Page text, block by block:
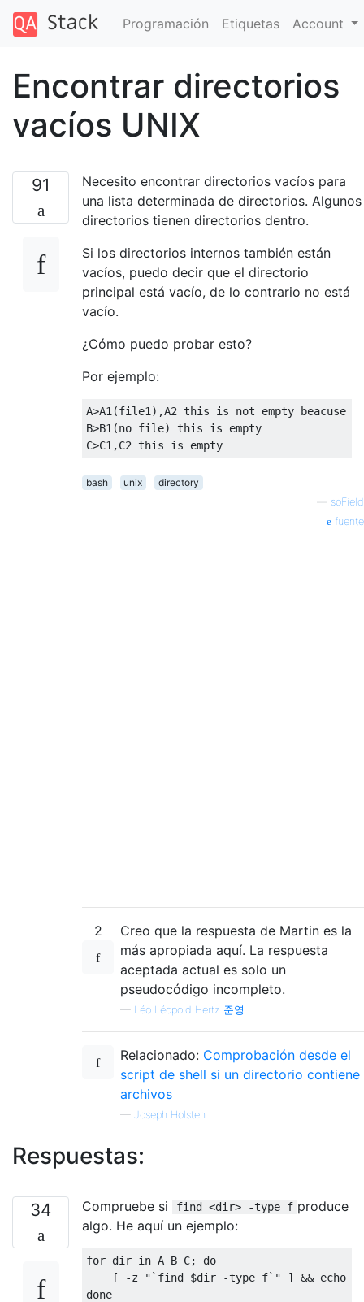
Programación Etiquetas Account
Encontrar directorios
vacíos UNIX
91
Necesito encontrar directorios vacíos para
una lista determinada de directorios. Algunos
directorios tienen directorios dentro.
Si los directorios internos también están
vacíos, puedo decir que el directorio
principal está vacío, de lo contrario no está
vacío.
¿Cómo puedo probar esto?
Por ejemplo:
A>A1 (file1 ),A2 this is not empty beacuse
B>B1 (no file)
this is empty
C>C1 ,C2 this is empty
bash unix
directory
soField
fuente
2
Creo que la respuesta de Martin es la
más apropiada aquí. La respuesta
aceptada actual es solo un
pseudocódigo incompleto.
— Léo Léopold Hertz 준영
Relacionado: Comprobación desde el
script de shell si un directorio contiene
archivos
— Joseph Holsten
Respuestas:
34 Compruebe si find <dir> -type f produce
algo. He aquí un ejemplo:
for dir in A B C;
do
[
-z "`find $dir -type f`" ] && echo
done